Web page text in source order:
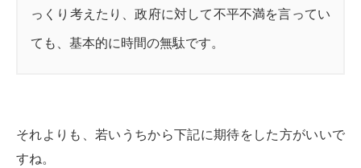
っくり考えたり、政府に対して不平不満を言ってい
ても、基本的に時間の無駄です。
それよりも、若いうちから下記に期待をした方がいいで
すね。